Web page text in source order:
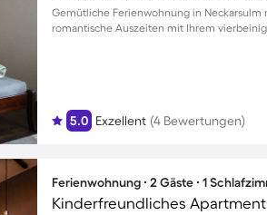
Gemütliche Ferienwohnung in Neckarsulm
romantische Auszeiten mit Ihrem
5.0 Exzellent (4 Bewertungen)
Ferienwohnung ∙ 2 Gäste ∙ 1